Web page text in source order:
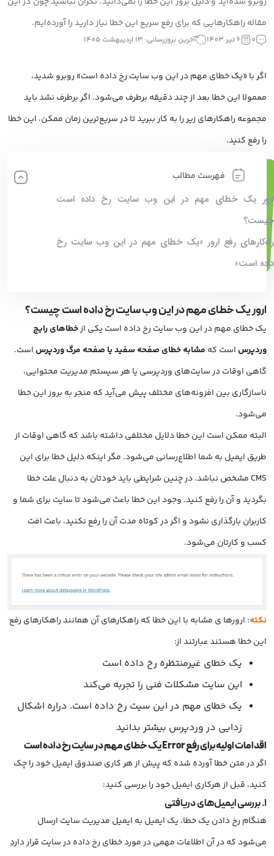
مقاله راهکارهایی که برای رفع سریع این خطا نیاز دارید را آورده‌ایم.
0 6 تیر 1403 آخرین بروزرسانی: 13 اردیبهشت 1405
اگر با «یک خطای مهم در این وب سایت رخ داده است» روبرو شدید،
معمولا این خطا بعد از چند دقیقه برطرف می‌شود. اگر برطرف نشد باید
مجموعه راهکارهای زیر را به کار ببرید تا در سریع‌ترین زمان ممکن، این خطا
را رفع کنید.
فهرست مطالب
ارور یک خطای مهم در این وب سایت رخ داده است
چیست؟
راه‌کارهای رفع ارور «یک خطای مهم در این وب سایت رخ
داده است»
ارور یک خطای مهم در این وب سایت رخ داده است چیست؟
یک خطای مهم در این وب سایت رخ داده است یکی ازخطاهای رایج
وردپرس است که مشابه خطای صفحه سفید یا صفحه مرگ وردپرس است.
گاهی اوقات در سایت‌های وردپرسی یا هر سیستم مدیریت محتوایی،
ناسازگاری بین افزونه‌های مختلف پیش می‌آید که منجر به بروز این خطا
می‌شود.
البته ممکن است این خطا دلایل مختلفی داشته باشد که گاهی اوقات از
طریق ایمیل به شما اطلاع‌رسانی می‌شود. مگر اینکه دلیل خطا برای این
CMS مشخص نباشد. در چنین شرایطی باید خودتان به دنبال علت خطا
بگردید و آن را رفع کنید. وجود این خطا باعث می‌شود تا سایت برای شما و
کاربران بارگذاری نشود و اگر در کوتاه مدت آن را رفع نکنید، باعث افت
کسب و کارتان می‌شود.
نکته: ارورها ی مشابه با این خطا که راهکارهای آن همانند راهکارهای رفع
این خطا هستند عبارتند از:
یک خطای غیرمنتظره رخ داده است
این سایت مشکلات فنی را تجربه می‌کند
یک خطای مهم در این سیت رخ داده است. دراره اشکال
زدایی در وردپرس بیشتر بدانید
اقدامات اولیه برای رفع Error یک خطای مهم در سایت رخ داده است
اگر در متن خطا آورده شده که پیش از هر کاری صندوق ایمیل خود را چک
کنید، قبل از هرکاری ایمیل خود را بررسی کنید:
1. بررسی ایمیل‌های دریافتی
هنگام رخ دادن یک خطا، یک ایمیل به ایمیل مدیریت سایت ارسال
می‌شود که در آن اطلاعات مهمی در مورد خطای رخ داده در سایت قرار داردِ